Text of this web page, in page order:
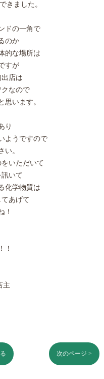
きました。
ドの一角で
のか
的な場所は
すが
店は
クなので
思います。
り
ようですので
い。
いただいて
いて
化学物質は
あげて
！
！
主
次のページ >